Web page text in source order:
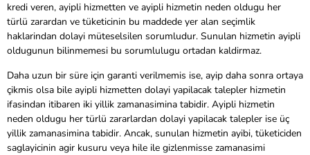
kredi veren, ayipli hizmetten ve ayipli hizmetin neden oldugu her
türlü zarardan ve tüketicinin bu maddede yer alan seçimlik
haklarindan dolayi müteselsilen sorumludur. Sunulan hizmetin ayipli
oldugunun bilinmemesi bu sorumlulugu ortadan kaldirmaz.
Daha uzun bir süre için garanti verilmemis ise, ayip daha sonra ortaya
çikmis olsa bile ayipli hizmetten dolayi yapilacak talepler hizmetin
ifasindan itibaren iki yillik zamanasimina tabidir. Ayipli hizmetin
neden oldugu her türlü zararlardan dolayi yapilacak talepler ise üç
yillik zamanasimina tabidir. Ancak, sunulan hizmetin ayibi, tüketiciden
saglayicinin agir kusuru veya hile ile gizlenmisse zamanasimi